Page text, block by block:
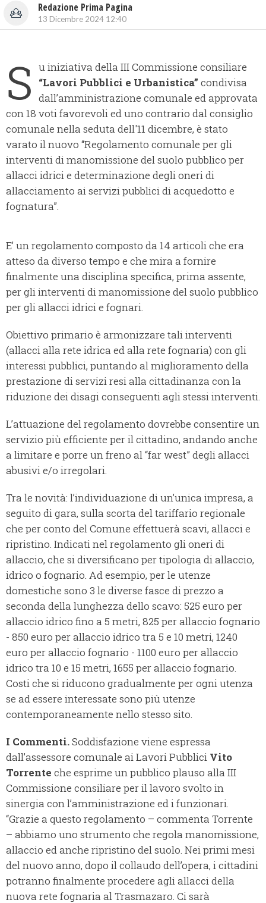
Redazione Prima Pagina
13 Dicembre 2024 12:40
S u iniziativa della III Commissione consiliare
“Lavori Pubblici e Urbanistica” condivisa
dall’amministrazione comunale ed approvata
con 18 voti favorevoli ed uno contrario dal consiglio
comunale nella seduta dell'11 dicembre, è stato
varato il nuovo “Regolamento comunale per gli
interventi di manomissione del suolo pubblico per
allacci idrici e determinazione degli oneri di
allacciamento ai servizi pubblici di acquedotto e
fognatura”.
E’ un regolamento composto da 14 articoli che era
atteso da diverso tempo e che mira a fornire
finalmente una disciplina specifica, prima assente,
per gli interventi di manomissione del suolo pubblico
per gli allacci idrici e fognari.
Obiettivo primario è armonizzare tali interventi
(allacci alla rete idrica ed alla rete fognaria) con gli
interessi pubblici, puntando al miglioramento della
prestazione di servizi resi alla cittadinanza con la
riduzione dei disagi conseguenti agli stessi interventi.
L’attuazione del regolamento dovrebbe consentire un
servizio più efficiente per il cittadino, andando anche
a limitare e porre un freno al “far west” degli allacci
abusivi e/o irregolari.
Tra le novità: l’individuazione di un’unica impresa, a
seguito di gara, sulla scorta del tariffario regionale
che per conto del Comune effettuerà scavi, allacci e
ripristino. Indicati nel regolamento gli oneri di
allaccio, che si diversificano per tipologia di allaccio,
idrico o fognario. Ad esempio, per le utenze
domestiche sono 3 le diverse fasce di prezzo a
seconda della lunghezza dello scavo: 525 euro per
allaccio idrico fino a 5 metri, 825 per allaccio fognario
- 850 euro per allaccio idrico tra 5 e 10 metri, 1240
euro per allaccio fognario - 1100 euro per allaccio
idrico tra 10 e 15 metri, 1655 per allaccio fognario.
Costi che si riducono gradualmente per ogni utenza
se ad essere interessate sono più utenze
contemporaneamente nello stesso sito.
I Commenti.Soddisfazione viene espressa
dall’assessore comunale ai Lavori Pubblici Vito
Torrente che esprime un pubblico plauso alla III
Commissione consiliare per il lavoro svolto in
sinergia con l’amministrazione ed i funzionari.
“Grazie a questo regolamento – commenta Torrente
– abbiamo uno strumento che regola manomissione,
allaccio ed anche ripristino del suolo. Nei primi mesi
del nuovo anno, dopo il collaudo dell’opera, i cittadini
potranno finalmente procedere agli allacci della
nuova rete fognaria al Trasmazaro. Ci sarà